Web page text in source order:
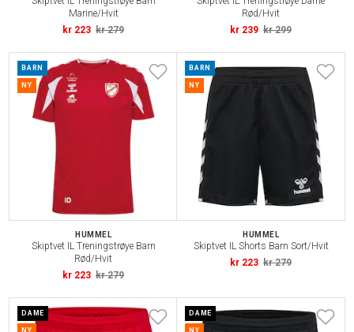
Marine/Hvit
kr 223 kr 279
Rød/Hvit
kr 239 kr 299
BARN
NY
HUMMEL
Skiptvet IL Treningstrøye Barn
Rød/Hvit
kr 223 kr 279
BARN
NY
HUMMEL
Skiptvet IL Shorts Barn Sort/Hvit
kr 223 kr 279
DAME
NY
DAME
NY